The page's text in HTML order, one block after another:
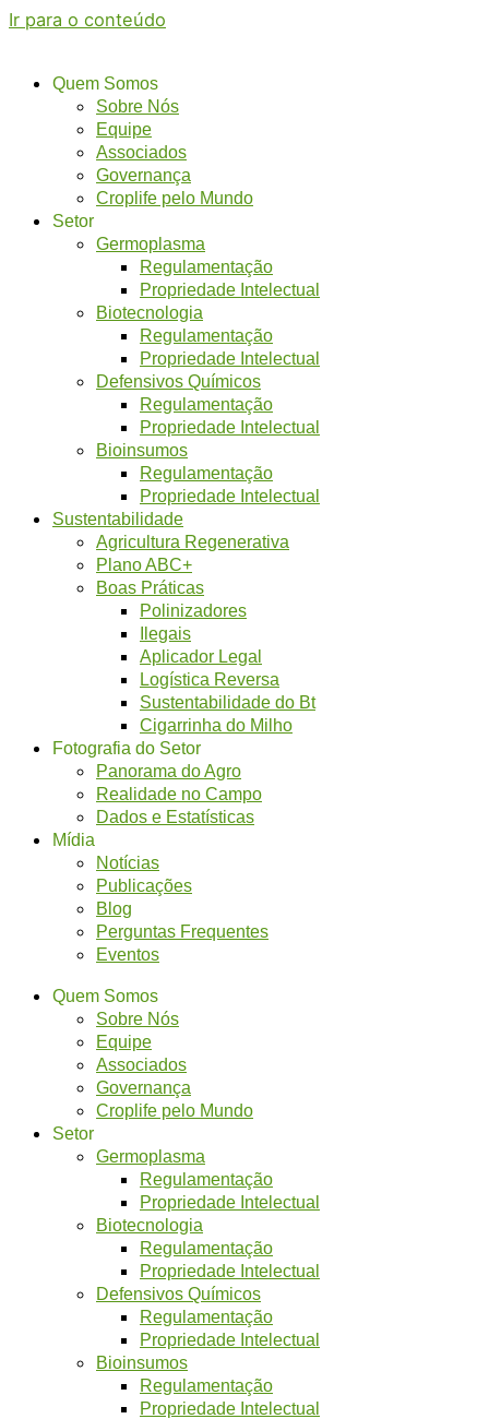
Ir para o conteúdo
Quem Somos
Sobre Nós
Equipe
Associados
Governança
Croplife pelo Mundo
Setor
Germoplasma
Regulamentação
Propriedade Intelectual
Biotecnologia
Regulamentação
Propriedade Intelectual
Defensivos Químicos
Regulamentação
Propriedade Intelectual
Bioinsumos
Regulamentação
Propriedade Intelectual
Sustentabilidade
Agricultura Regenerativa
Plano ABC+
Boas Práticas
Polinizadores
Ilegais
Aplicador Legal
Logística Reversa
Sustentabilidade do Bt
Cigarrinha do Milho
Fotografia do Setor
Panorama do Agro
Realidade no Campo
Dados e Estatísticas
Mídia
Notícias
Publicações
Blog
Perguntas Frequentes
Eventos
Quem Somos
Sobre Nós
Equipe
Associados
Governança
Croplife pelo Mundo
Setor
Germoplasma
Regulamentação
Propriedade Intelectual
Biotecnologia
Regulamentação
Propriedade Intelectual
Defensivos Químicos
Regulamentação
Propriedade Intelectual
Bioinsumos
Regulamentação
Propriedade Intelectual